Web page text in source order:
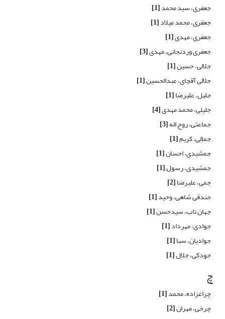
جعفری، سید محمد[1]
جعفری، محمد میلاد[1]
جعفری، مهدی[1]
جعفری وردنجانی، مهدی[3]
جلالی، حسین[1]
جلالی آقچای، عبدالحسین[1]
جلیل، علیرضا[1]
جلیلی، محمد مهدی[4]
جماعتی، روح اله[3]
جمالی، کریم[1]
جمشیدی، احسان[1]
جمشیدی، رسول[1]
جمی، علیرضا[2]
جندقی شاهی، وحید[1]
جهان تاب، سیدحسن[1]
جوادی، مهرداد[1]
جوادیان، سبا[1]
جودکی، جلال[1]
چ
چراغزاده، محمد[1]
چرخی، مهران[2]